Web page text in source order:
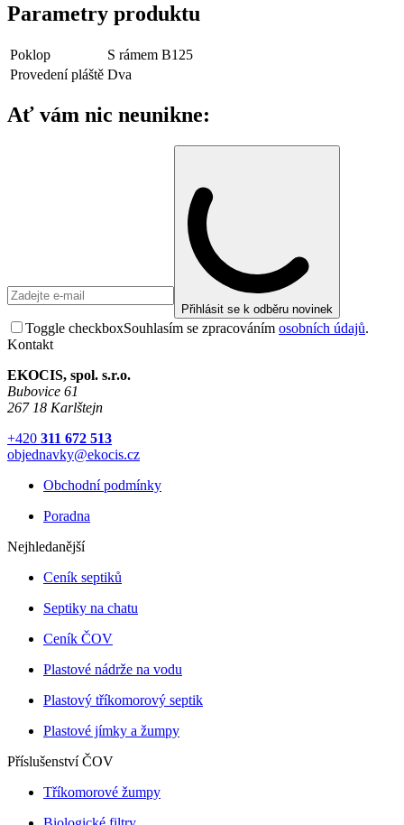
Parametry produktu
Poklop
S rámem B125
Provedení pláště Dva
Ať vám nic neunikne:
Přihlásit se k odběru novinek
Toggle checkboxSouhlasím se zpracováním osobních údajů.
Kontakt
EKOCIS, spol. s.r.o.
Bubovice 61
267 18 Karlštejn
+420 311 672 513
objednavky@ekocis.cz
Obchodní podmínky
Poradna
Nejhledanější
Ceník septiků
Septiky na chatu
Ceník ČOV
Plastové nádrže na vodu
Plastový tříkomorový septik
Plastové jímky a žumpy
Příslušenství ČOV
Tříkomorové žumpy